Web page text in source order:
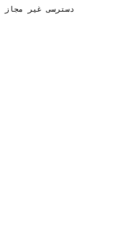
دسترسی غیر مجاز